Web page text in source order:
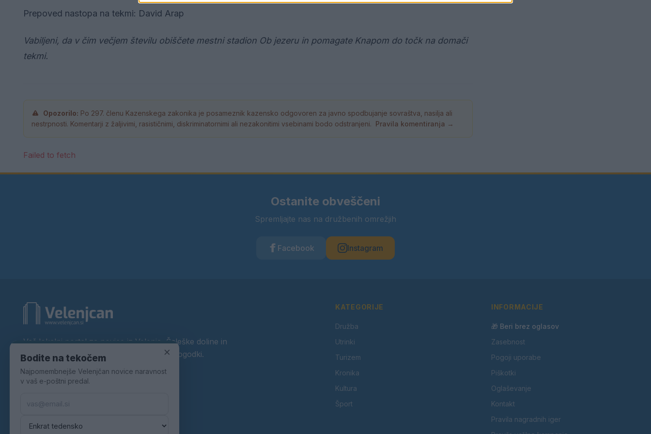
​​​​​​​Prepoved nastopa na tekmi: David Arap
Vabiljeni, da v čim večjem številu obiščete mestni stadion Ob jezeru in pomagate Knapom do točk na domači
tekmi.
Opozorilo: Po 297. členu Kazenskega zakonika je posameznik kazensko odgovoren za javno spodbujanje sovraštva, nasilja ali
nestrpnosti. Komentarji z žaljivimi, rasističnimi, diskriminatornimi ali nezakonitimi vsebinami bodo odstranjeni. Pravila komentiranja →
Failed to fetch
Ostanite obveščeni
Spremljajte nas na družbenih omrežjih
Facebook Instagram
Vaš lokalni portal za novice iz Velenja, Šaleške doline in
okolice. Aktualne novice, šport, kultura, dogodki.
Povezujemo Velenje.
KATEGORIJE
Družba
Utrinki
Turizem
Kronika
Kultura
Šport
INFORMACIJE
🎁 Beri brez oglasov
Zasebnost
Pogoji uporabe
Piškotki
Oglaševanje
Kontakt
Pravila nagradnih iger
×
Bodite na tekočem
Najpomembnejše Velenjčan novice naravnost
v vaš e-poštni predal.